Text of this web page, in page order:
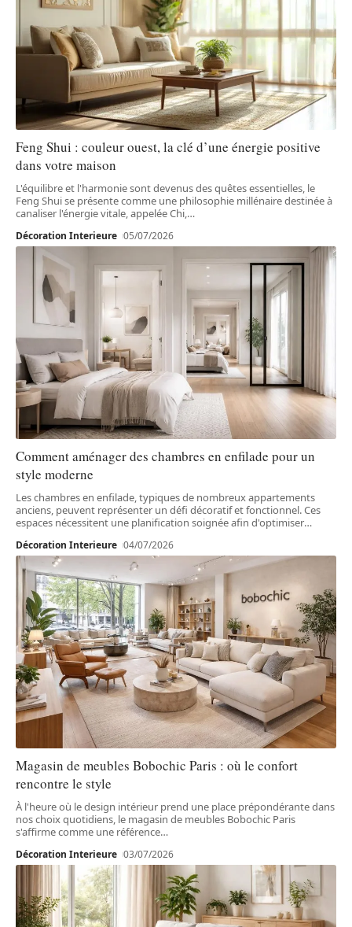
Feng Shui : couleur ouest, la clé d’une énergie positive
dans votre maison
L'équilibre et l'harmonie sont devenus des quêtes essentielles, le
Feng Shui se présente comme une philosophie millénaire destinée à
canaliser l'énergie vitale, appelée Chi,…
Décoration Interieure 05/07/2026
Comment aménager des chambres en enfilade pour un
style moderne
Les chambres en enfilade, typiques de nombreux appartements
anciens, peuvent représenter un défi décoratif et fonctionnel. Ces
espaces nécessitent une planification soignée afin d'optimiser…
Décoration Interieure 04/07/2026
Magasin de meubles Bobochic Paris : où le confort
rencontre le style
À l'heure où le design intérieur prend une place prépondérante dans
nos choix quotidiens, le magasin de meubles Bobochic Paris
s'affirme comme une référence…
Décoration Interieure 03/07/2026